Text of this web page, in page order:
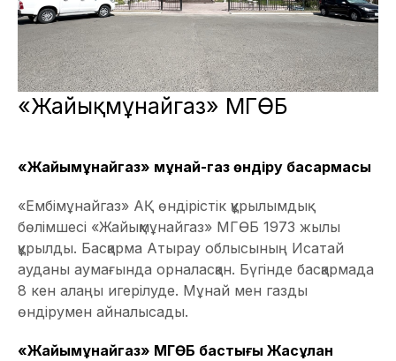
«Жайықмұнайгаз» МГӨБ
«Жайықмұнайгаз» мұнай-газ өндіру басқармасы
«Ембімұнайгаз» АҚ өндірістік құрылымдық
бөлімшесі «Жайықмұнайгаз» МГӨБ 1973 жылы
құрылды. Басқарма Атырау облысының Исатай
ауданы аумағында орналасқан. Бүгінде басқармада
8 кен алаңы игерілуде. Мұнай мен газды
өндірумен айналысады.
«Жайықмұнайгаз» МГӨБ бастығы Жасұлан